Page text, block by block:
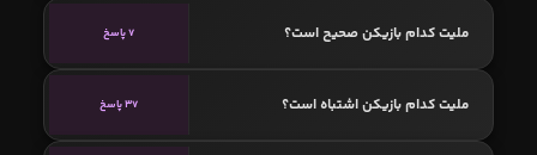
ملیت کدام بازیکن صحیح است؟ 7 پاسخ
ملیت کدام بازیکن اشتباه است؟ 37 پاسخ